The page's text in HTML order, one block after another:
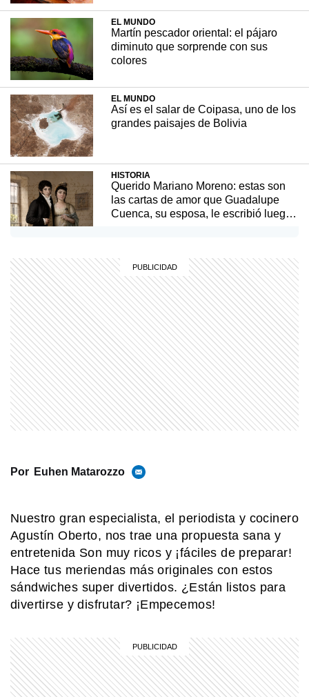
Billiken te acerca esta propuesta ideal para
compartir y despertar la imaginación de
chicos y chicas. No te pierdas el video con la
explicación. ¡Y a disfrutar!
ENTRETENIMIENTO 9 junio, 2021
Por Euhen Matarozzo
Nuestro gran especialista, el periodista y cocinero
Agustín Oberto, nos trae una propuesta sana y
entretenida Son muy ricos y ¡fáciles de preparar!
Hace tus meriendas más originales con estos
sándwiches super divertidos. ¿Están listos para
divertirse y disfrutar? ¡Empecemos!
EL MUNDO
Martín pescador oriental: el pájaro
diminuto que sorprende con sus
colores
EL MUNDO
Así es el salar de Coipasa, uno de los
grandes paisajes de Bolivia
HISTORIA
Querido Mariano Moreno: estas son
las cartas de amor que Guadalupe
Cuenca, su esposa, le escribió luego
La ciudad sueca de los pepinos, los
vikingos y la electricidad
MI PAIS
¿Cuándo y dónde nació José de San
Martín?
MI PAIS
¿Sabías que Manuel Belgrano era
descendiente de italianos?
MI PAIS
sanguínea
MI PAIS
24 de junio: ¿Por qué es uno de los
días más "argentinos" que existe?
Crianza 2.0: qué son las vacunas y
por qué son importantes desde la
primera infancia